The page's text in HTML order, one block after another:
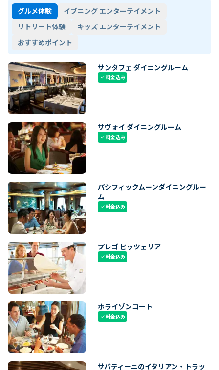
グルメ体験
イブニング エンターテイメント
リトリート体験
キッズ エンターテイメント
おすすめポイント
サンタフェ ダイニングルーム
check料金込み
サヴォイ ダイニングルーム
check料金込み
パシフィックムーンダイニングルー
ム
check料金込み
プレゴ ピッツェリア
check料金込み
ホライゾンコート
check料金込み
サバティーニのイタリアン・トラッ